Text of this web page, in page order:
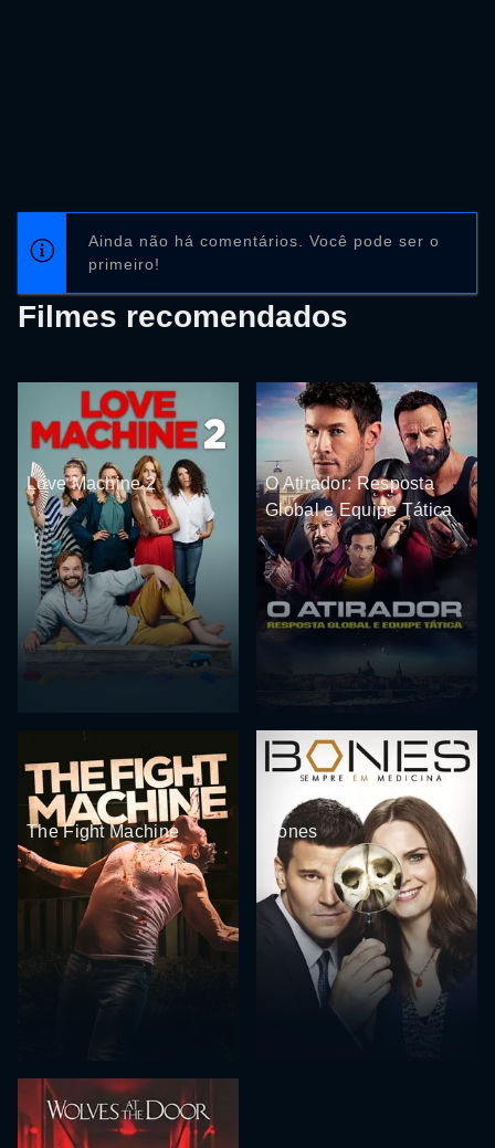
Ainda não há comentários. Você pode ser o
primeiro!
Filmes recomendados
Love Machine 2
O Atirador: Resposta
Global e Equipe Tática
The Fight Machine Bones